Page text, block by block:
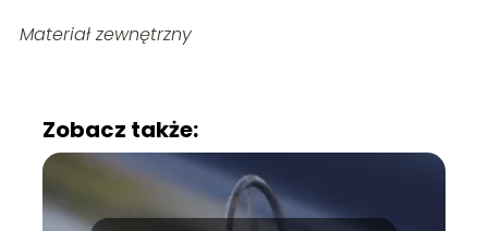
Materiał zewnętrzny
Zobacz także: